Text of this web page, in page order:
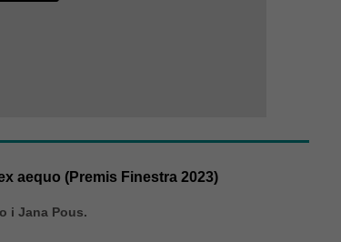
aequo (Premis Finestra 2023)
i Jana Pous.